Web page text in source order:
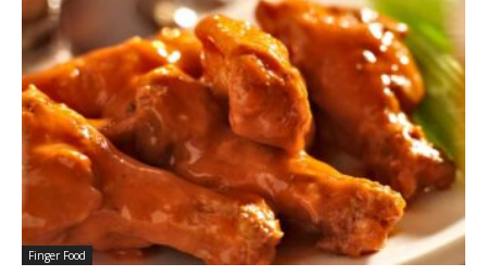
Finger Food